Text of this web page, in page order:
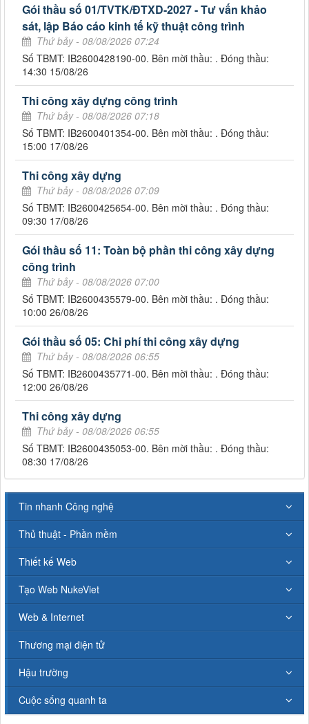
Gói thầu số 01/TVTK/ĐTXD-2027 - Tư vấn khảo
sát, lập Báo cáo kinh tế kỹ thuật công trình
Thứ bảy - 08/08/2026 07:24
Số TBMT: IB2600428190-00. Bên mời thầu: . Đóng thầu:
14:30 15/08/26
Thi công xây dựng công trình
Thứ bảy - 08/08/2026 07:18
Số TBMT: IB2600401354-00. Bên mời thầu: . Đóng thầu:
15:00 17/08/26
Thi công xây dựng
Thứ bảy - 08/08/2026 07:09
Số TBMT: IB2600425654-00. Bên mời thầu: . Đóng thầu:
09:30 17/08/26
Gói thầu số 11: Toàn bộ phần thi công xây dựng
công trình
Thứ bảy - 08/08/2026 07:00
Số TBMT: IB2600435579-00. Bên mời thầu: . Đóng thầu:
10:00 26/08/26
Gói thầu số 05: Chi phí thi công xây dựng
Thứ bảy - 08/08/2026 06:55
Số TBMT: IB2600435771-00. Bên mời thầu: . Đóng thầu:
12:00 26/08/26
Thi công xây dựng
Thứ bảy - 08/08/2026 06:55
Số TBMT: IB2600435053-00. Bên mời thầu: . Đóng thầu:
08:30 17/08/26
Tin nhanh Công nghệ
Thủ thuật - Phần mềm
Thiết kế Web
Tạo Web NukeViet
Web & Internet
Thương mại điện tử
Hậu trường
Cuộc sống quanh ta